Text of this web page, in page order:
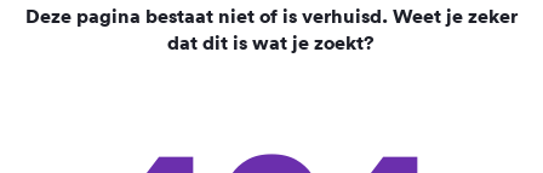
Deze pagina bestaat niet of is verhuisd. Weet je zeker
dat dit is wat je zoekt?